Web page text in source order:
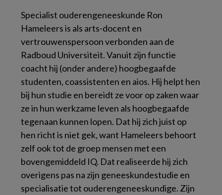
Specialist ouderengeneeskunde Ron
Hameleers is als arts-docent en
vertrouwenspersoon verbonden aan de
Radboud Universiteit. Vanuit zijn functie
coacht hij (onder andere) hoogbegaafde
studenten, coassistenten en aios. Hij helpt hen
bij hun studie en bereidt ze voor op zaken waar
ze in hun werkzame leven als hoogbegaafde
tegenaan kunnen lopen. Dat hij zich juist op
hen richt is niet gek, want Hameleers behoort
zelf ook tot de groep mensen met een
bovengemiddeld IQ. Dat realiseerde hij zich
overigens pas na zijn geneeskundestudie en
specialisatie tot ouderengeneeskundige. Zijn